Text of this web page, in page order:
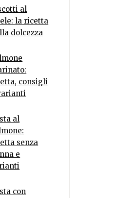
al
la ricetta
dolcezza
consigli
al
senza
e
con